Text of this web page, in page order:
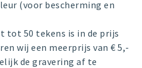
(voor bescherming en
tot 50 tekens is in de prijs
wij een meerprijs van € 5,-
de gravering af te